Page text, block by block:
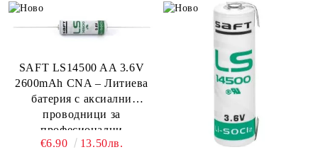
SAFT LS14500 AA 3.6V
2600mAh CNA – Литиева
батерия с аксиални
проводници за
професионални
индустриални приложения
€6.90 13.50лв.